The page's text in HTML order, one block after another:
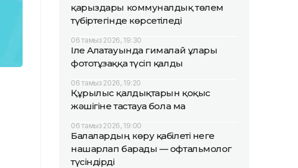
қарыздары коммуналдық төлем
түбіртегінде көрсетіледі
06 тамыз 2026, 19:30
Іле Алатауында гималай ұлары
фототұзаққа түсіп қалды
06 тамыз 2026, 19:20
Құрылыс қалдықтарын қоқыс
жәшігіне тастауға бола ма
06 тамыз 2026, 19:00
Балалардың көру қабілеті неге
нашарлап барады — офтальмолог
түсіндірді